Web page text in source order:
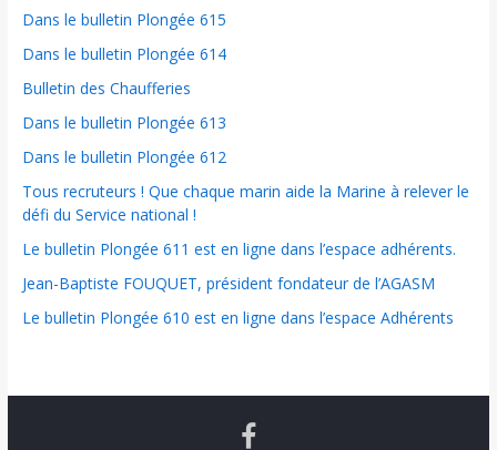
Dans le bulletin Plongée 615
Dans le bulletin Plongée 614
Bulletin des Chaufferies
Dans le bulletin Plongée 613
Dans le bulletin Plongée 612
Tous recruteurs ! Que chaque marin aide la Marine à relever le
défi du Service national !
Le bulletin Plongée 611 est en ligne dans l’espace adhérents.
Jean-Baptiste FOUQUET, président fondateur de l’AGASM
Le bulletin Plongée 610 est en ligne dans l’espace Adhérents